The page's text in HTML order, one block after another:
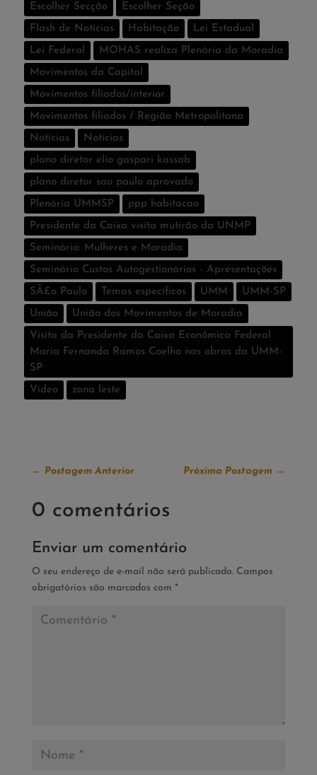
Escolher Secção Escolher Seção
Flash de Notí­cias Habitação Lei Estadual
Lei Federal MOHAS realiza Plenária da Moradia
Movimentos da Capital
Movimentos filiados/interior
Movimentos filiados / Região Metropolitana
Notícias Notí­cias
plano diretor elio gaspari kassab
plano diretor sao paulo aprovado
Plenária UMMSP ppp habitacao
Presidente da Caixa visita mutirão da UNMP
Seminário: Mulheres e Moradia
Seminário Custos Autogestionários - Apresentações
SÃ£o Paulo Temas especí­ficos UMM UMM-SP
União União dos Movimentos de Moradia
Visita da Presidente da Caixa Econômica Federal
Maria Fernanda Ramos Coelho nas obras da UMM-
SP
Vídeo zona leste
← Postagem Anterior Próxima Postagem →
0 comentários
Enviar um comentário
O seu endereço de e-mail não será publicado. Campos
obrigatórios são marcados com *